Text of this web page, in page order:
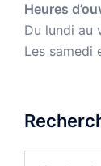
Heures
Du lundi au
Les samedi